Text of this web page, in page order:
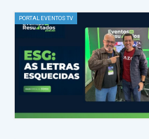
PORTAL EVENTOS TV